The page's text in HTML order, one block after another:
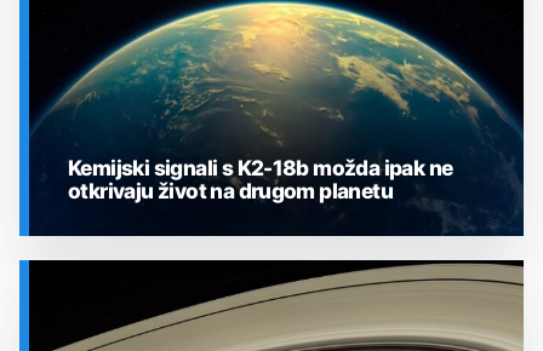
Kemijski signali s K2-18b možda ipak ne
otkrivaju život na drugom planetu